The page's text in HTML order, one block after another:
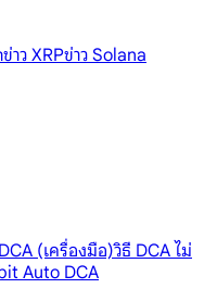
ข่าว XRPข่าว Solana
(เครื่องมือ)วิธี DCA ไม่
Auto DCA